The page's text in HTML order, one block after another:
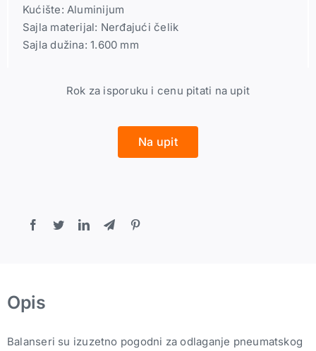
Kućište: Aluminijum
Sajla materijal: Nerđajući čelik
Sajla dužina: 1.600 mm
Rok za isporuku i cenu pitati na upit
Na upit
Opis
Balanseri su izuzetno pogodni za odlaganje pneumatskog